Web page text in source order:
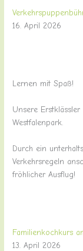
16. April 2026
Lernen mit Spaß!
Unsere
Westfalenpark.
Durch ein
Verkehrsregeln
fröhlicher Ausflug!
Familienkochkurs
13. April 2026